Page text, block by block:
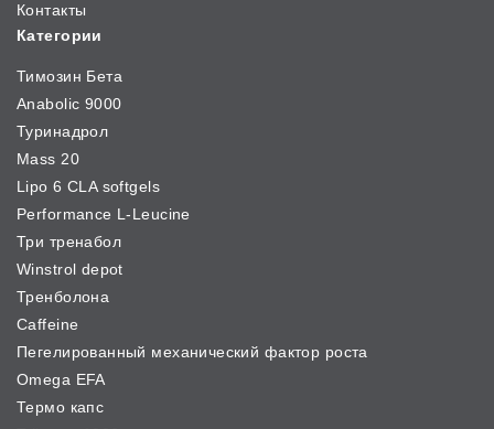
Контакты
Категории
Тимозин Бета
Anabolic 9000
Туринадрол
Mass 20
Lipo 6 CLA softgels
Performance L-Leucine
Три тренабол
Winstrol depot
Тренболона
Caffeine
Пегелированный механический фактор роста
Omega EFA
Термо капс